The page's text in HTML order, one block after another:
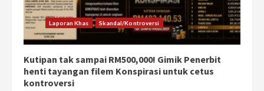
Laporan Khas Skandal/Kontroversi
Kutipan tak sampai RM500,000! Gimik Penerbit
henti tayangan filem Konspirasi untuk cetus
kontroversi